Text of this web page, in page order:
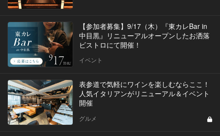
【参加者募集】9/17（木）『東カレBar in
中目黒』リニューアルオープンしたお洒落
ビストロにて開催！
イベント
表参道で気軽にワインを楽しむならここ！
人気イタリアンがリニューアル＆イベント
開催
グルメ